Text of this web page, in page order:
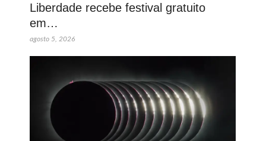
Liberdade recebe festival gratuito
em…
agosto 5, 2026